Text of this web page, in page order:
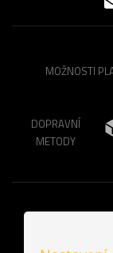
MOŽNOSTI
DOPRAVNÍ
METODY